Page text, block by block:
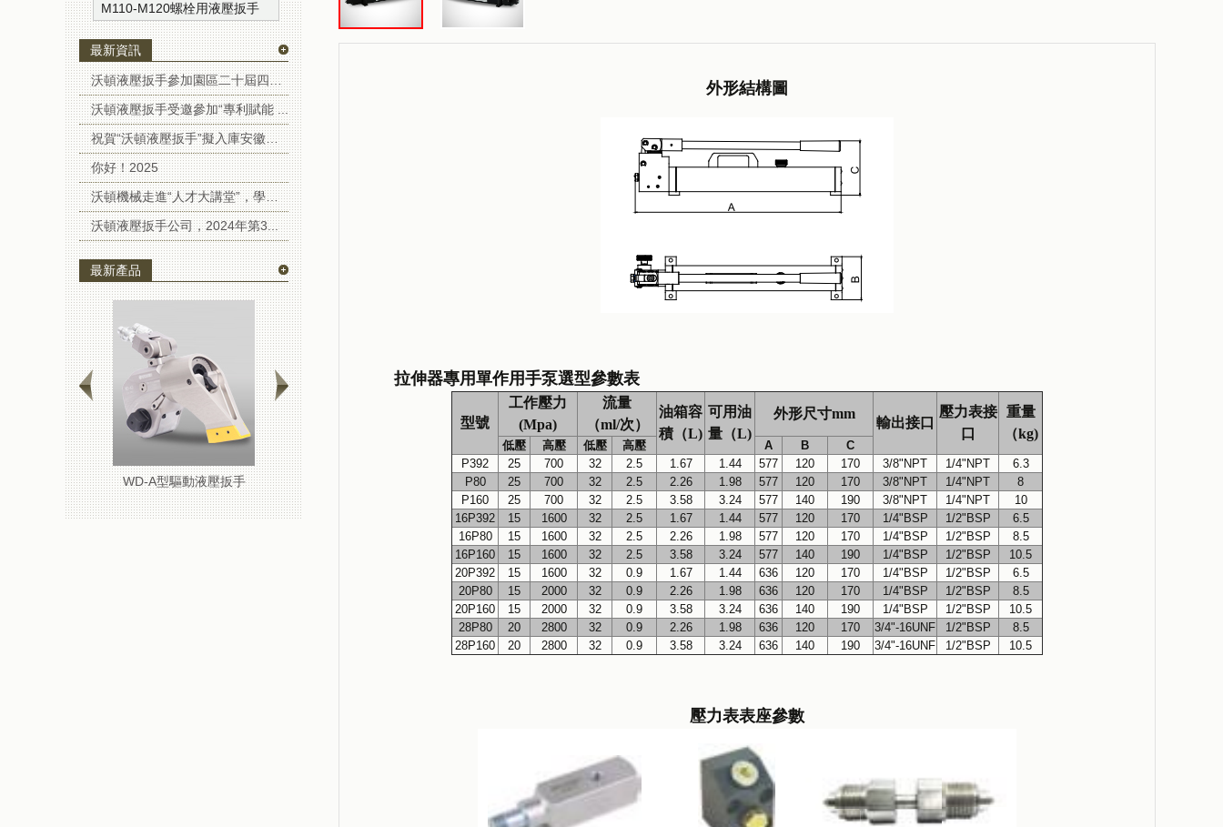
M110-M120螺栓用液壓扳手
最新資訊
沃頓液壓扳手參加園區二十屆四中全...
沃頓液壓扳手受邀參加“專利賦能 ...
祝賀“沃頓液壓扳手”擬入庫安徽省...
你好！2025
沃頓機械走進“人才大講堂”，學習...
沃頓液壓扳手公司，2024年第3...
最新產品
WD-A型驅動液壓扳手 WD-A驅動式液壓扳手（紅色）WD-A驅動液壓扳手扭矩扳手 WD-C中空型液壓扳手 WD-C中空式液壓扳手
外形結構圖
拉伸器專用單作用手泵選型參數表
型號
工作壓力
(Mpa)
流量
（ml/次）
油箱容
積（L)
可用油
量（L)
外形尺寸mm
輸出接口
壓力表接
口
重量
（kg)
低壓 高壓 低壓 高壓 A B
C
P392
25 700 32 2.5 1.67 1.44 577 120 170 3/8"NPT 1/4"NPT
6.3
P80
25 700 32 2.5 2.26 1.98 577 120 170 3/8"NPT 1/4"NPT
8
P160
25 700 32 2.5 3.58 3.24 577 140 190 3/8"NPT 1/4"NPT
10
16P392
15 1600 32 2.5 1.67 1.44 577 120 170 1/4"BSP 1/2"BSP
6.5
16P80
15 1600 32 2.5 2.26 1.98 577 120 170 1/4"BSP 1/2"BSP
8.5
16P160
15 1600 32 2.5 3.58 3.24 577 140 190 1/4"BSP 1/2"BSP
10.5
20P392
15 1600 32 0.9 1.67 1.44 636 120 170 1/4"BSP 1/2"BSP
6.5
20P80
15 2000 32 0.9 2.26 1.98 636 120 170 1/4"BSP 1/2"BSP
8.5
20P160
15 2000 32 0.9 3.58 3.24 636 140 190 1/4"BSP 1/2"BSP
10.5
28P80
20 2800 32 0.9 2.26 1.98 636 120 170 3/4"-16UNF 1/2"BSP
8.5
28P160
20 2800 32 0.9 3.58 3.24 636 140 190 3/4"-16UNF 1/2"BSP 10.5
壓力表表座參數